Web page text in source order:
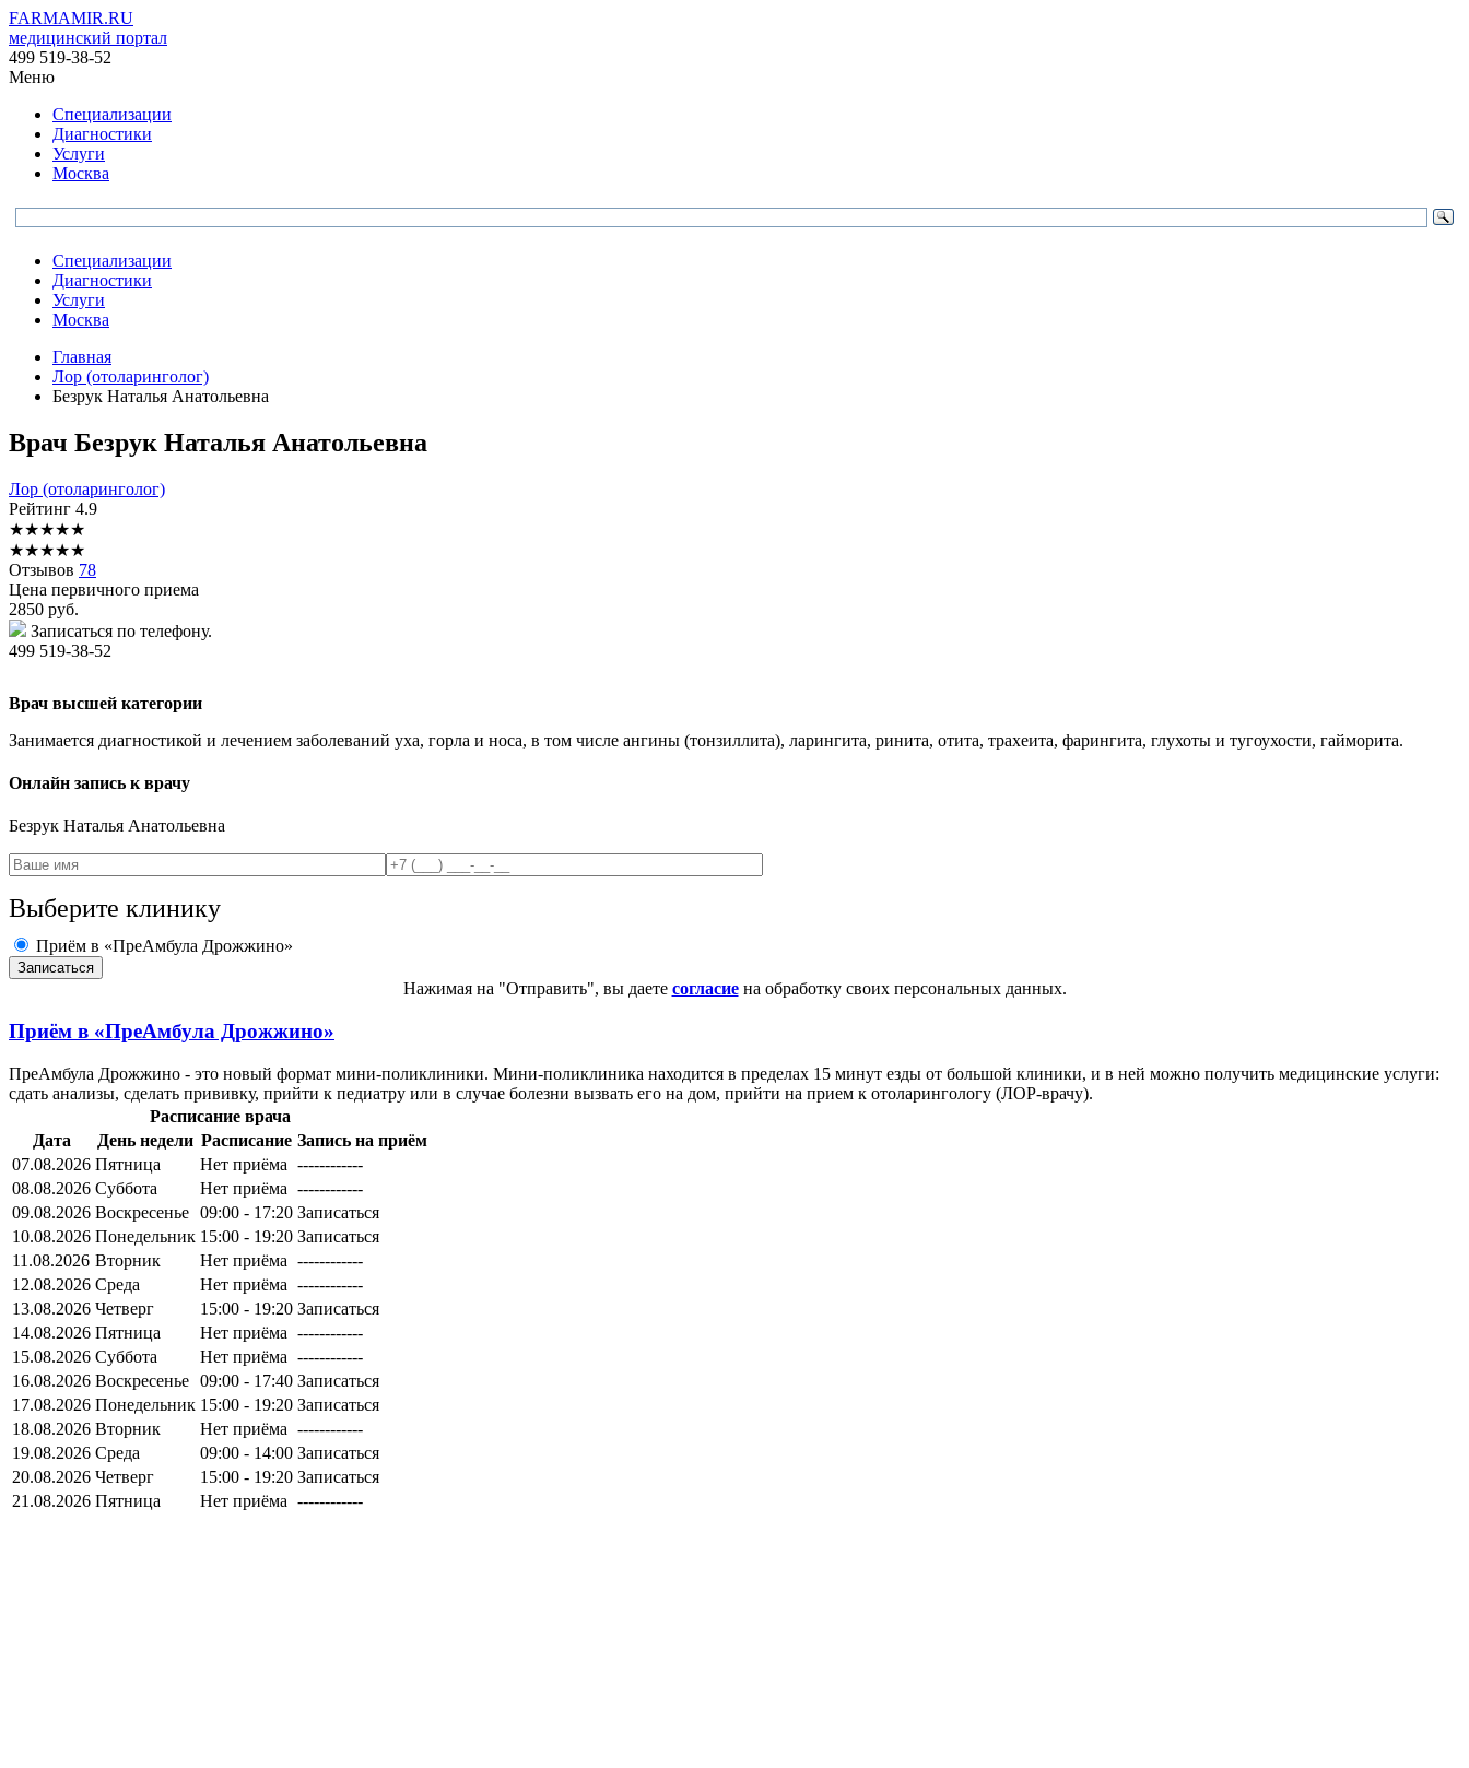
FARMAMIR.RU
медицинский портал
499 519-38-52
Меню
Специализации
Диагностики
Услуги
Москва
Специализации
Диагностики
Услуги
Москва
Главная
Лор (отоларинголог)
Безрук Наталья Анатольевна
Врач Безрук Наталья Анатольевна
Лор (отоларинголог)
Рейтинг 4.9
★★★★★
★★★★★
Отзывов 78
Цена первичного приема
2850 руб.
Записаться по телефону.
499 519-38-52
Врач высшей категории
Занимается диагностикой и лечением заболеваний уха, горла и носа, в том числе ангины (тонзиллита), ларингита, ринита, отита, трахеита, фарингита, глухоты и тугоухости, гайморита.
Онлайн запись к врачу
Безрук Наталья Анатольевна
Выберите клинику
Приём в «ПреАмбула Дрожжино»
Нажимая на "Отправить", вы даете согласиена обработку своих персональных данных.
Приём в «ПреАмбула Дрожжино»
ПреАмбула Дрожжино - это новый формат мини-поликлиники. Мини-поликлиника находится в пределах 15 минут езды от большой клиники, и в ней можно получить медицинские услуги:
сдать анализы, сделать прививку, прийти к педиатру или в случае болезни вызвать его на дом, прийти на прием к отоларингологу (ЛОР-врачу).
Расписание врача
Дата
День недели Расписание Запись на приём
07.08.2026 Пятница Нет приёма ------------
08.08.2026 Суббота Нет приёма ------------
09.08.2026 Воскресенье 09:00 - 17:20 Записаться
10.08.2026 Понедельник 15:00 - 19:20 Записаться
11.08.2026 Вторник Нет приёма ------------
12.08.2026 Среда Нет приёма ------------
13.08.2026 Четверг 15:00 - 19:20 Записаться
14.08.2026 Пятница Нет приёма ------------
15.08.2026 Суббота Нет приёма ------------
16.08.2026 Воскресенье 09:00 - 17:40 Записаться
17.08.2026 Понедельник 15:00 - 19:20 Записаться
18.08.2026 Вторник Нет приёма ------------
19.08.2026 Среда 09:00 - 14:00 Записаться
20.08.2026 Четверг 15:00 - 19:20 Записаться
21.08.2026 Пятница Нет приёма ------------